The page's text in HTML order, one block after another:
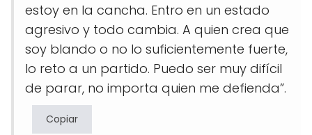
estoy en la cancha. Entro en un estado
agresivo y todo cambia. A quien crea que
soy blando o no lo suficientemente fuerte,
lo reto a un partido. Puedo ser muy difícil
de parar, no importa quien me defienda”.
Copiar